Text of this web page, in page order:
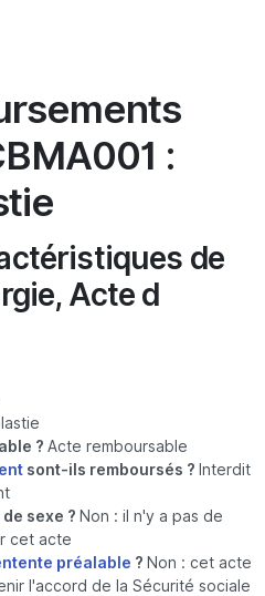
:
de
Acte d
? Acte remboursable
sont-ils remboursés ? Interdit
sexe ? Non : il n'y a pas de
cet acte
préalable ? Non : cet acte
l'accord de la Sécurité sociale